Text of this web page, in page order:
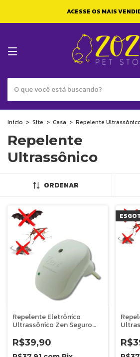
ACESSE OS MAIS
Início > Site > Casa > Repelente
Repelente
Ultrassônico
ORDENAR
Repelente Eletrônico
Ultrassônico Zen Seguro
Alcance 30m² Branco
R$39,90